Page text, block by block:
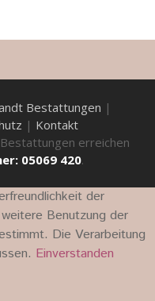
Bestattungen |
| Kontakt
erreichen
05069 420.
der
Benutzung der
Die Verarbeitung
Einverstanden